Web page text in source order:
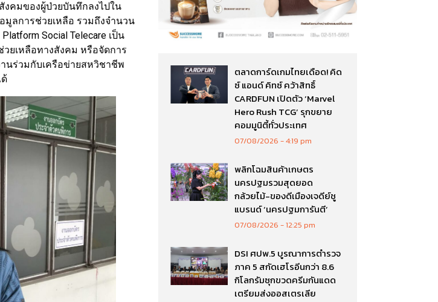
งคมของผู้ป่วยบันทึกลงไปใน
ลการช่วยเหลือ รวมถึงจำนวน
Social Telecare เป็น
ยเหลือทางสังคม หรือจัดการ
นร่วมกับเครือข่ายสหวิชาชีพ
ตลาดการ์ดเกมไทยเดือด! คิด
ซ์ แอนด์ คิทซ์ คว้าสิทธิ์
CARDFUN เปิดตัว ‘Marvel
Hero Rush TCG’ รุกขยาย
คอมมูนิตี้ทั่วประเทศ
07/08/2026 4:19 pm
พลิกโฉมสินค้าเกษตร
นครปฐมรวมสุดยอด
กล้วยไม้-ของดีเมืองเจดีย์ชู
แบรนด์ ‘นครปฐมการันตี’
07/08/2026 12:25 pm
DSI ศปพ.5 บูรณาการตำรวจ
ภาค 5 สกัดเฮโรอีนกว่า 8.6
กิโลกรัมซุกขวดครีมกันแดด
เตรียมส่งออสเตรเลีย